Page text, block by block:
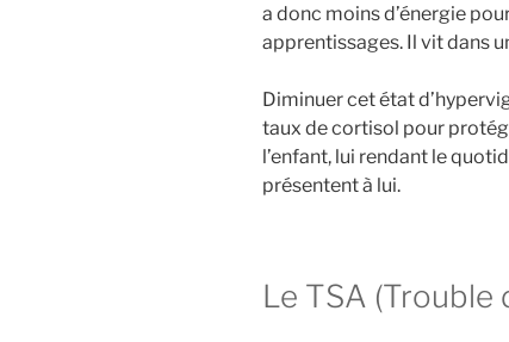
a donc moins d’énergie
apprentissages. Il vit dans
Diminuer cet état
taux de cortisol pour
l’enfant, lui rendant le
présentent à lui.
Le TSA